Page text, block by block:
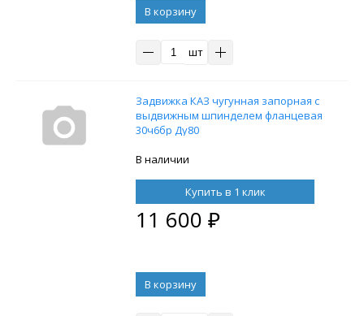
В корзину
шт
Задвижка КАЗ чугунная запорная с
выдвижным шпинделем фланцевая
30ч6бр Ду80
В наличии
Купить в 1 клик
11 600 ₽
В корзину